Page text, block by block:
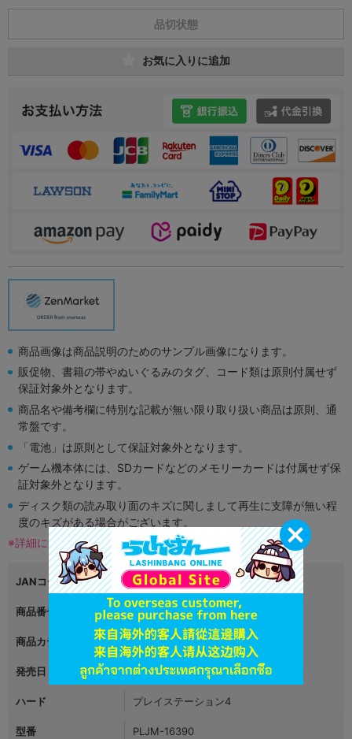
品切状態
お気に入りに追加
商品画像は商品説明のためのサンプル画像になります。
販促物、書籍の帯やぬいぐるみのタグ、コード類は原則付属せず
保証対象外となります。
商品名や備考欄に特別な記載が無い限り取り扱い商品は原則、通
常盤です。
「電池」は原則として保証対象外となります。
ゲーム機本体には、SDカードなどのメモリーカードは付属せず保
証対象外となります。
ディスク類の読み取り面のキズに関しまして再生に支障が無い程
度のキズがある場合がございます。
※詳細につきましてはコチラ
JANコード 4988602171990
商品番号 L02878011
商品カテゴリ ゲーム
発売日 2019年09月10日
ハード プレイステーション4
型番 PLJM-16390